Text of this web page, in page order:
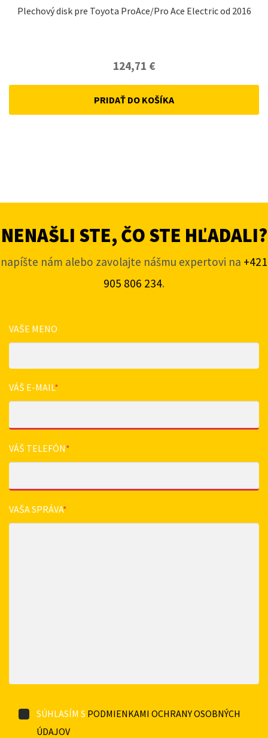
Plechový disk pre Toyota ProAce/Pro Ace Electric od 2016
124,71 €
PRIDAŤ DO KOŠÍKA
NENAŠLI STE, ČO STE HĽADALI?
napíšte nám alebo zavolajte nášmu expertovi na +421
905 806 234.
VAŠE MENO
VÁŠ E-MAIL*
VÁŠ TELEFÓN*
VAŠA SPRÁVA*
SÚHLASÍM S PODMIENKAMI OCHRANY OSOBNÝCH
ÚDAJOV